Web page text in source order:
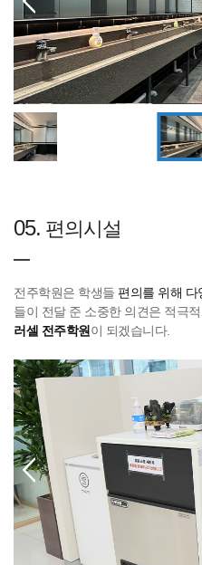
05. 편의시설
전주학원은 학생들 편의를 위해 다
들이 전달 준 소중한 의견은 적극
러셀 전주학원 이 되겠습니다.